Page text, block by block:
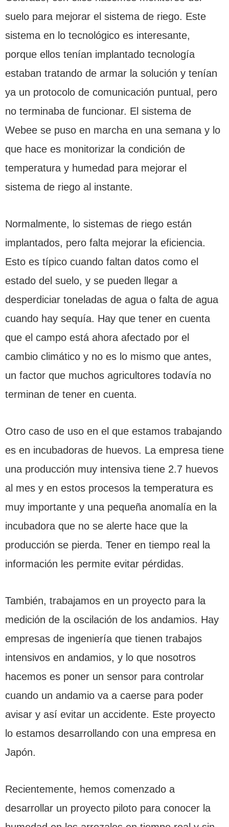
suelo para mejorar el sistema de riego. Este
sistema en lo tecnológico es interesante,
porque ellos tenían implantado tecnología
estaban tratando de armar la solución y tenían
ya un protocolo de comunicación puntual, pero
no terminaba de funcionar. El sistema de
Webee se puso en marcha en una semana y lo
que hace es monitorizar la condición de
temperatura y humedad para mejorar el
sistema de riego al instante.
Normalmente, lo sistemas de riego están
implantados, pero falta mejorar la eficiencia.
Esto es típico cuando faltan datos como el
estado del suelo, y se pueden llegar a
desperdiciar toneladas de agua o falta de agua
cuando hay sequía. Hay que tener en cuenta
que el campo está ahora afectado por el
cambio climático y no es lo mismo que antes,
un factor que muchos agricultores todavía no
terminan de tener en cuenta.
Otro caso de uso en el que estamos trabajando
es en incubadoras de huevos. La empresa tiene
una producción muy intensiva tiene 2.7 huevos
al mes y en estos procesos la temperatura es
muy importante y una pequeña anomalía en la
incubadora que no se alerte hace que la
producción se pierda. Tener en tiempo real la
información les permite evitar pérdidas.
También, trabajamos en un proyecto para la
medición de la oscilación de los andamios. Hay
empresas de ingeniería que tienen trabajos
intensivos en andamios, y lo que nosotros
hacemos es poner un sensor para controlar
cuando un andamio va a caerse para poder
avisar y así evitar un accidente. Este proyecto
lo estamos desarrollando con una empresa en
Japón.
Recientemente, hemos comenzado a
desarrollar un proyecto piloto para conocer la